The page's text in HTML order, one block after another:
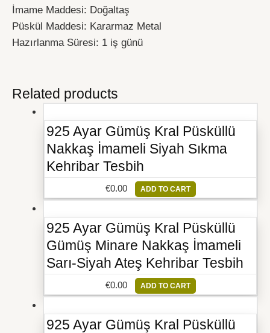
İmame Maddesi: Doğaltaş
Püskül Maddesi: Kararmaz Metal
Hazırlanma Süresi: 1 iş günü
Related products
925 Ayar Gümüş Kral Püsküllü
Nakkaş İmameli Siyah Sıkma
Kehribar Tesbih
€0.00 ADD TO CART
925 Ayar Gümüş Kral Püsküllü
Gümüş Minare Nakkaş İmameli
Sarı-Siyah Ateş Kehribar Tesbih
€0.00 ADD TO CART
925 Ayar Gümüş Kral Püsküllü